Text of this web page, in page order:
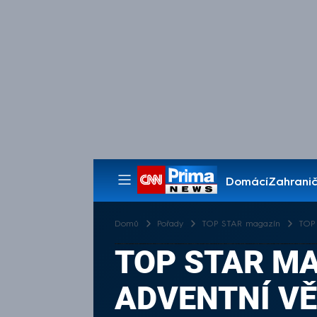
Domácí
Pořady
Domů Pořady TOP STAR magazín
TOP STAR
ADVENTNÍ